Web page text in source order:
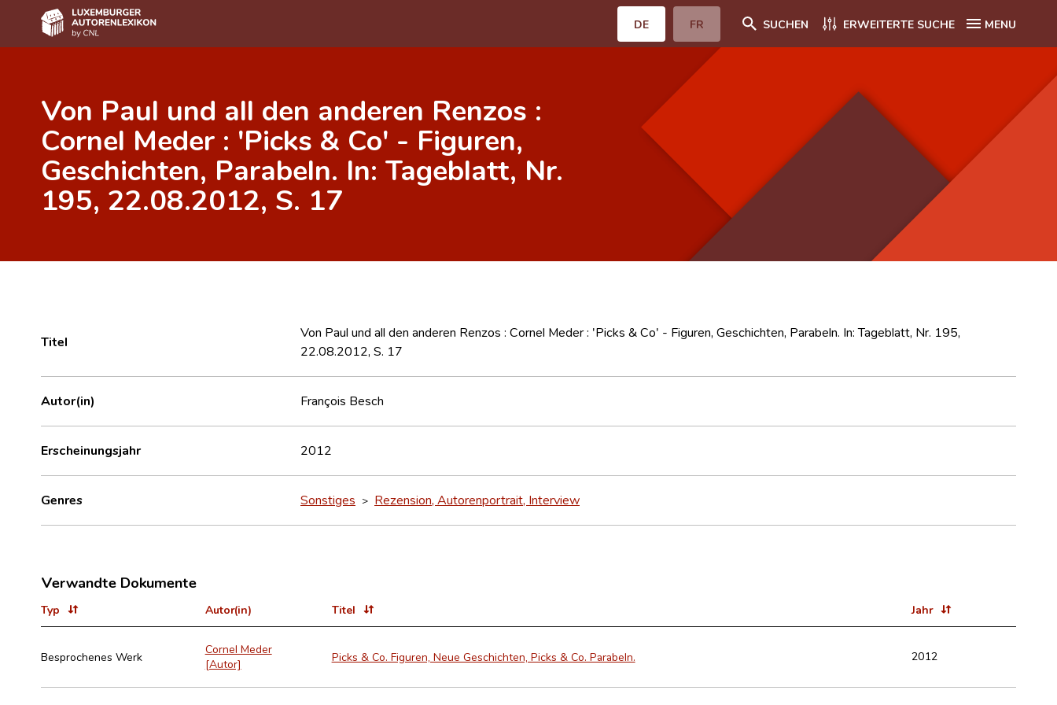
DE FR SUCHEN ERWEITERTE SUCHE MENU
Autor(inn)en A-Z
Erweiterte Suche
Häufige Fragen und Antworten
CNL
Von Paul und all den anderen Renzos :
Cornel Meder : 'Picks & Co' - Figuren,
Geschichten, Parabeln. In: Tageblatt, Nr.
195, 22.08.2012, S. 17
Titel
Von Paul und all den anderen Renzos : Cornel Meder : 'Picks & Co' - Figuren, Geschichten, Parabeln. In: Tageblatt, Nr. 195,
22.08.2012, S. 17
Autor(in) François Besch
Erscheinungsjahr 2012
Genres Sonstiges > Rezension, Autorenportrait, Interview
Verwandte Dokumente
Typ Autor(in) Titel Jahr
Besprochenes Werk
Cornel Meder
[Autor]
Picks & Co. Figuren, Neue Geschichten, Picks & Co. Parabeln. 2012